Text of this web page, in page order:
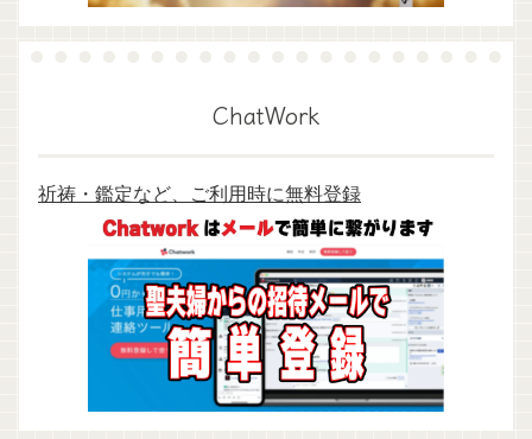
ChatWork
祈祷・鑑定など、ご利用時に無料登録